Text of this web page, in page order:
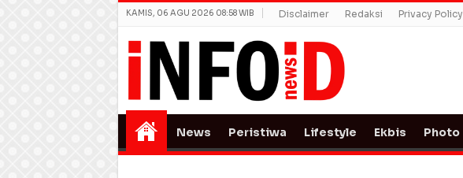
KAMIS, 06 AGU 2026 08:58 WIB Disclaimer Redaksi Privacy Policy
News Peristiwa Lifestyle Ekbis Photo